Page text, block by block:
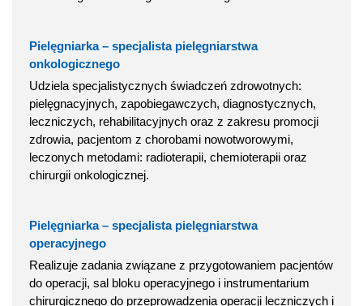
Pielęgniarka – specjalista pielęgniarstwa
onkologicznego
Udziela specjalistycznych świadczeń zdrowotnych:
pielęgnacyjnych, zapobiegawczych, diagnostycznych,
leczniczych, rehabilitacyjnych oraz z zakresu promocji
zdrowia, pacjentom z chorobami nowotworowymi,
leczonych metodami: radioterapii, chemioterapii oraz
chirurgii onkologicznej.
Pielęgniarka – specjalista pielęgniarstwa
operacyjnego
Realizuje zadania związane z przygotowaniem pacjentów
do operacji, sal bloku operacyjnego i instrumentarium
chirurgicznego do przeprowadzenia operacji leczniczych i